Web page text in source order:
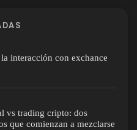
interacción con exchance
vs trading cripto: dos
que comienzan a mezclarse